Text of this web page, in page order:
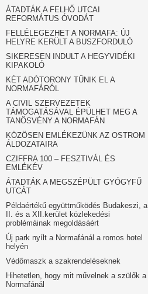
ÁTADTÁK A FELHŐ UTCAI
REFORMÁTUS ÓVODÁT
FELLÉLEGEZHET A NORMAFA: ÚJ
HELYRE KERÜLT A BUSZFORDULÓ
SIKERESEN INDULT A HEGYVIDÉKI
KIPAKOLÓ
KÉT ADÓTORONY TŰNIK EL A
NORMAFÁRÓL
A CIVIL SZERVEZETEK
TÁMOGATÁSÁVAL ÉPÜLHET MEG A
TANÖSVÉNY A NORMAFÁN
KÖZÖSEN EMLÉKEZÜNK AZ OSTROM
ÁLDOZATAIRA
CZIFFRA 100 – FESZTIVÁL ÉS
EMLÉKÉV
ÁTADTÁK A MEGSZÉPÜLT GYÓGYFŰ
UTCÁT
Példaértékű együttműködés Budakeszi, a
II. és a XII.kerület közlekedési
problémáinak megoldásáért
Új park nyílt a Normafánál a romos hotel
helyén
Védőmaszk a szakrendeléseknek
Hihetetlen, hogy mit művelnek a szülők a
Normafánál